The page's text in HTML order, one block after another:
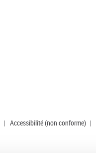
| Accessibilité (non conforme) |